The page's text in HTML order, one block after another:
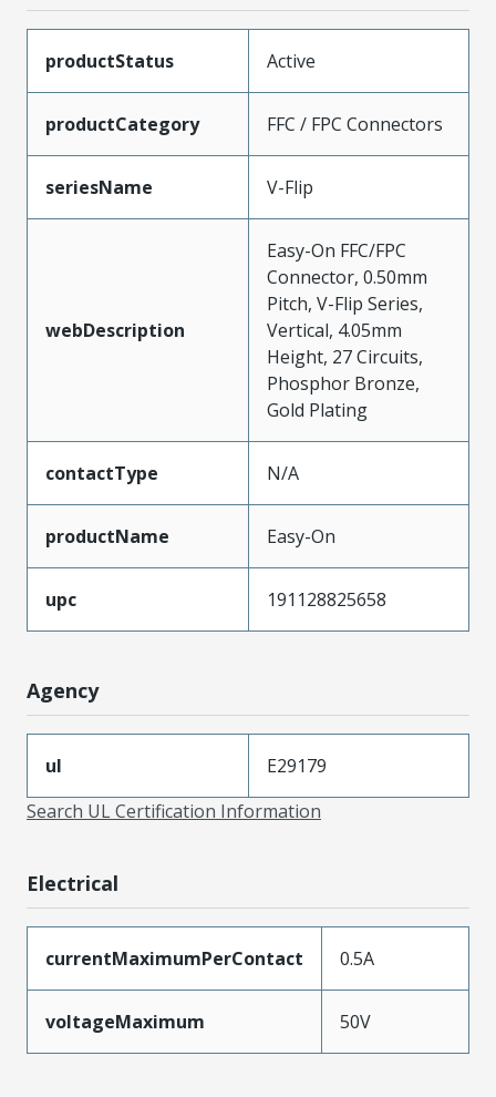
productStatus Active
productCategory FFC / FPC Connectors
seriesName V-Flip
webDescription
Easy-On FFC/FPC
Connector, 0.50mm
Pitch, V-Flip Series,
Vertical, 4.05mm
Height, 27 Circuits,
Phosphor Bronze,
Gold Plating
contactType N/A
productName Easy-On
upc 191128825658
Agency
ul
E29179
Search UL Certification Information
Electrical
currentMaximumPerContact 0.5A
voltageMaximum 50V